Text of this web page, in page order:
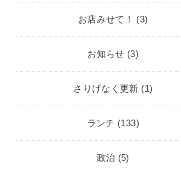
お店みせて！ (3)
お知らせ (3)
さりげなく更新 (1)
ランチ (133)
政治 (5)